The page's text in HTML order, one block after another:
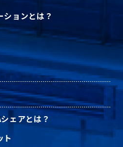
ョンとは？
ェアとは？
ト